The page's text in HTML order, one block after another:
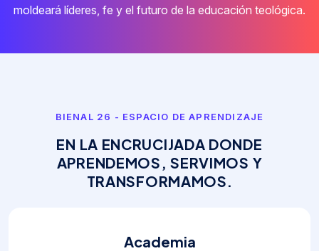
moldeará líderes, fe y el futuro de la educación teológica.
BIENAL 26 - ESPACIO DE APRENDIZAJE
EN LA ENCRUCIJADA DONDE
APRENDEMOS , SERVIMOS Y
TRANSFORMAMOS.
Academia